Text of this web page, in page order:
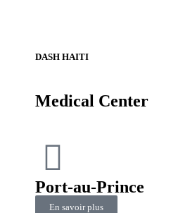
DASH HAITI
Medical Center
Port-au-Prince
En savoir plus